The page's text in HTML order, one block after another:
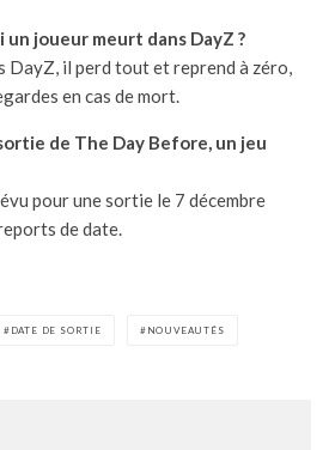
un joueur meurt dans DayZ ?
DayZ, il perd tout et reprend à zéro,
en cas de mort.
de The Day Before, un jeu
pour une sortie le 7 décembre
de date.
DATE DE SORTIE NOUVEAUTÉS